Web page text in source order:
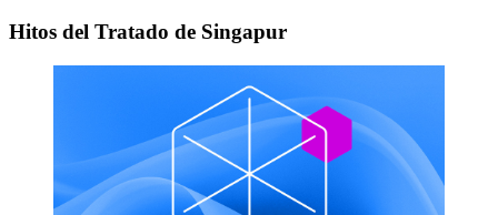
Hitos del Tratado de Singapur